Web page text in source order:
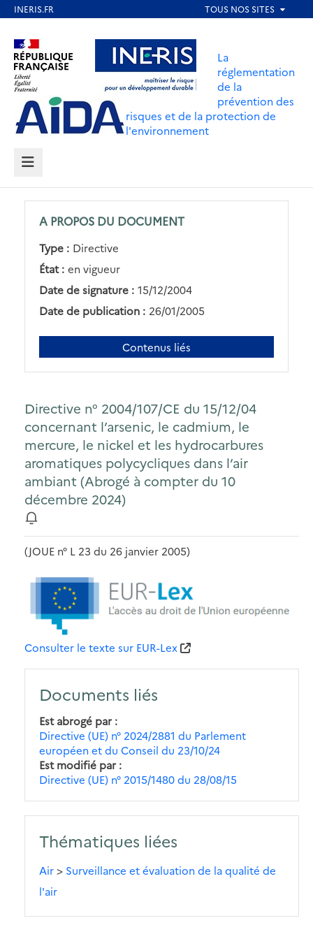
contenu
principal
Aller au contenu Aller au menu
Aller au pied de page
La
réglementation
de la
prévention des
risques et de la protection de
l'environnement
MENU
A PROPOS DU DOCUMENT
Type : Directive
État : en vigueur
Date de signature : 15/12/2004
Date de publication : 26/01/2005
Contenus liés
Directive n° 2004/107/CE du 15/12/04
concernant l’arsenic, le cadmium, le
mercure, le nickel et les hydrocarbures
aromatiques polycycliques dans l’air
ambiant (Abrogé à compter du 10
décembre 2024)
(JOUE n° L 23 du 26 janvier 2005)
Consulter le texte sur EUR-Lex
Documents liés
Est abrogé par
Directive (UE) n° 2024/2881 du Parlement
européen et du Conseil du 23/10/24
Est modifié par
Directive (UE) n° 2015/1480 du 28/08/15
Thématiques liées
Air> Surveillance et évaluation de la qualité de
l'air